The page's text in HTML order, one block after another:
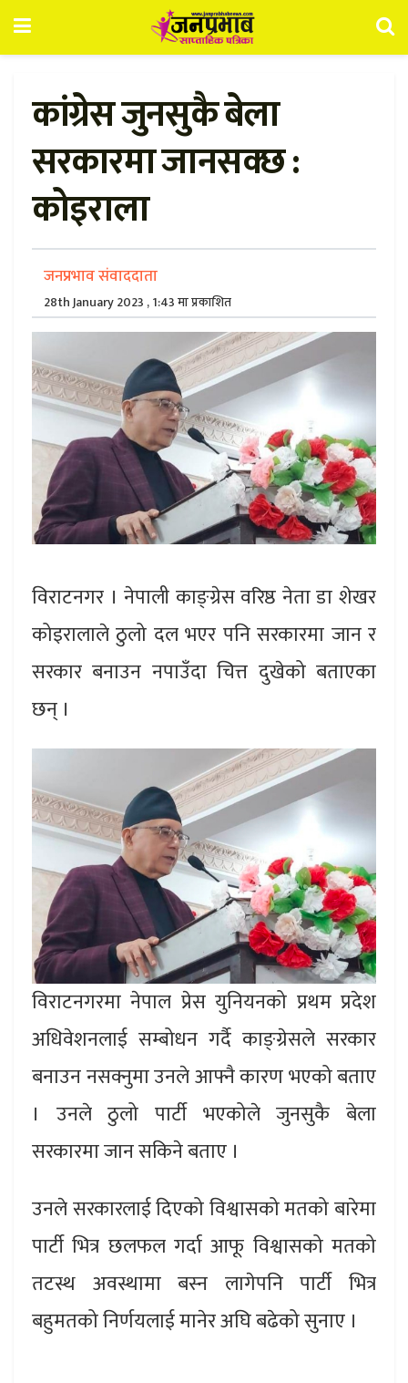
कांग्रेस जुनसुकै बेला
सरकारमा जानसक्छ :
कोइराला
जनप्रभाव संवाददाता
28th January 2023 , 1:43 मा प्रकाशित
विराटनगर । नेपाली काङ्ग्रेस वरिष्ठ नेता डा शेखर
कोइरालाले ठुलो दल भएर पनि सरकारमा जान र
सरकार बनाउन नपाउँदा चित्त दुखेको बताएका
छन् ।
विराटनगरमा नेपाल प्रेस युनियनको प्रथम प्रदेश
अधिवेशनलाई सम्बोधन गर्दै काङ्ग्रेसले सरकार
बनाउन नसक्नुमा उनले आफ्नै कारण भएको बताए
। उनले ठुलो पार्टी भएकोले जुनसुकै बेला
सरकारमा जान सकिने बताए ।
उनले सरकारलाई दिएको विश्वासको मतको बारेमा
पार्टी भित्र छलफल गर्दा आफू विश्वासको मतको
तटस्थ अवस्थामा बस्न लागेपनि पार्टी भित्र
बहुमतको निर्णयलाई मानेर अघि बढेको सुनाए ।